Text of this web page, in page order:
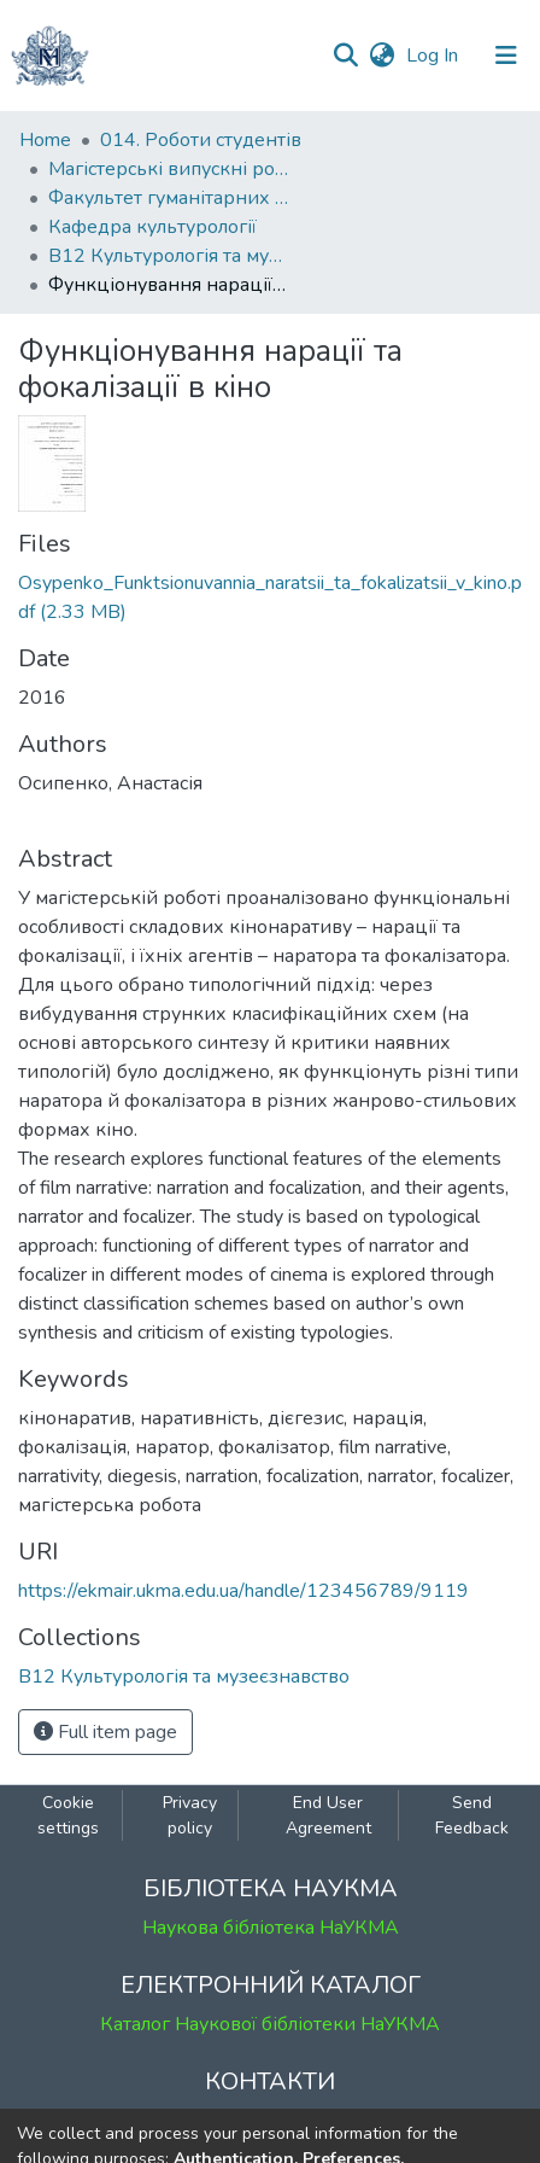
Log In (current)
Communities
&
Collections
All of DSpace
Home
014. Роботи студентів
Магістерські випускні роботи
Факультет гуманітарних наук
Кафедра культурології
В12 Культурологія та музеєзнавство
Функціонування нарації та фокалізації в кіно
Функціонування нарації та
фокалізації в кіно
Files
Osypenko_Funktsionuvannia_naratsii_ta_fokalizatsii_v_kino.p
df(2.33 MB)
Date
2016
Authors
Осипенко, Анастасія
Abstract
У магістерській роботі проаналізовано функціональні
особливості складових кінонаративу – нарації та
фокалізації, і їхніх агентів – наратора та фокалізатора.
Для цього обрано типологічний підхід: через
вибудування струнких класифікаційних схем (на
основі авторського синтезу й критики наявних
типологій) було досліджено, як функціонуть різні типи
наратора й фокалізатора в різних жанрово-стильових
формах кіно.
The research explores functional features of the elements
of film narrative: narration and focalization, and their agents,
narrator and focalizer. The study is based on typological
approach: functioning of different types of narrator and
focalizer in different modes of cinema is explored through
distinct classification schemes based on author’s own
synthesis and criticism of existing typologies.
Keywords
кінонаратив, наративність, дієгезис, нарація,
фокалізація, наратор, фокалізатор, film narrative,
narrativity, diegesis, narration, focalization, narrator, focalizer,
магістерська робота
URI
https://ekmair.ukma.edu.ua/handle/123456789/9119
Collections
В12 Культурологія та музеєзнавство
Full item page
Cookie
settings
Privacy
policy
End User
Agreement
Send
Feedback
БІБЛІОТЕКА НАУКМА
Наукова бібліотека НаУКМА
ЕЛЕКТРОННИЙ КАТАЛОГ
Каталог Наукової бібліотеки НаУКМА
КОНТАКТИ
м. Київ, вул. Григорія Сковороди, 2
к. 1, к. 120
We collect and process your personal information for the